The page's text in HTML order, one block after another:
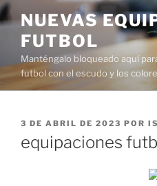
Saltar
al
contenido
NUEVAS
FUTBOL
Manténgalo bloqueado aquí
futbol con el escudo y los
PUBLICADO
3 DE ABRIL DE 2023 POR
equipaciones